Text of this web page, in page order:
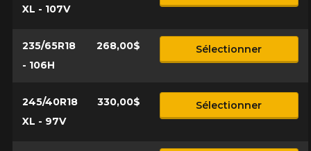
XL - 107V
235/65R18
- 106H
268,00$ Sélectionner
245/40R18
XL - 97V
330,00$ Sélectionner